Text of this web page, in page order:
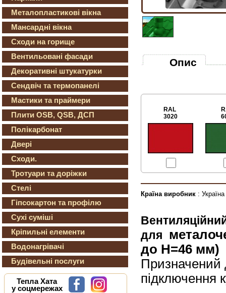
Металопластикові вікна
Мансардні вікна
Сходи на горище
Вентильовані фасади
Декоративні штукатурки
Сендвіч та термопанелі
Мастики та праймери
Плити OSB, QSB, ДСП
Полікарбонат
Двері
Сходи.
Тротуари та доріжки
Стелі
Гіпсокартон та профілю
Сухі суміші
Кріпильні елементи
Водонагрівачі
Будівельні послуги
Тепла Хата
у соцмережах
Опис
RAL
3020
Країна виробник : Україна
для
до Н=46 мм)
Призначений
підключення